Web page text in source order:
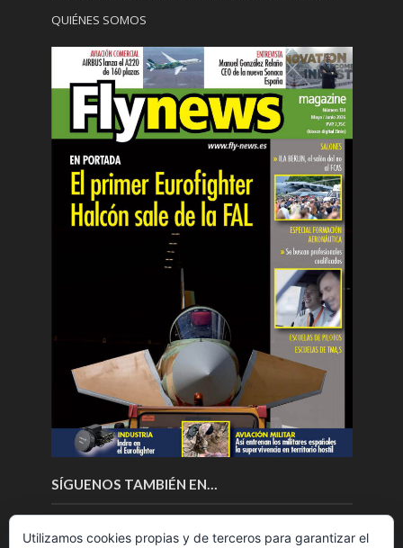
QUIÉNES SOMOS
SÍGUENOS TAMBIÉN EN…
Utilizamos cookies propias y de terceros para garantizar el